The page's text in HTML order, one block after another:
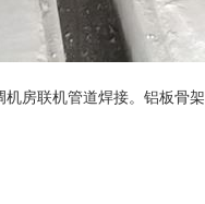
房联机管道焊接。铝板骨架